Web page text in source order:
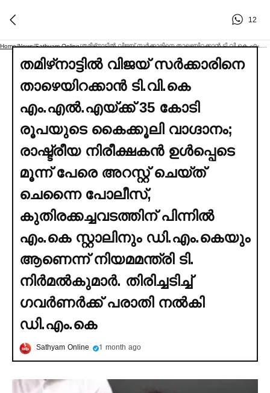
12
Home/News/Sathyam Online/
തമിഴ്‌നാട്ടില്‍ വിജയ് സര്‍ക്കാരിനെ
താഴെയിറക്കാൻ ടി.വി.കെ
എം.എല്‍.എയ്ക്ക് 35 കോടി
രൂപയുടെ കൈക്കൂലി വാഗ്ദാനം;
രാഷ്ട്രീയ നിരീക്ഷകൻ ഉള്‍പ്പെടെ
മൂന്ന് പേരെ അറസ്റ്റ് ചെയ്ത്
ചെന്നൈ പോലീസ്,
കുതിരക്കച്ചവടത്തിന് പിന്നില്‍
എം.കെ സ്റ്റാലിനും ഡി.എം.കെയും
ആണെന്ന് നിയമമന്ത്രി ടി.
നിര്‍മല്‍കുമാര്‍. തിരിച്ചടിച്ച്‌
ഗവര്‍ണര്‍ക്ക് പരാതി നല്‍കി
ഡി.എം.കെ
Sathyam Online 1 month ago